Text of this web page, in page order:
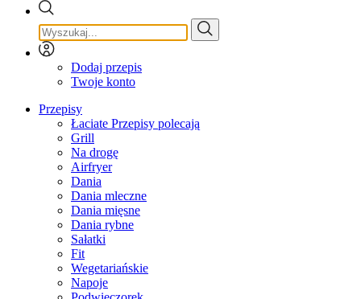
Dodaj przepis
Twoje konto
Przepisy
Łaciate Przepisy polecają
Grill
Na drogę
Airfryer
Dania
Dania mleczne
Dania mięsne
Dania rybne
Sałatki
Fit
Wegetariańskie
Napoje